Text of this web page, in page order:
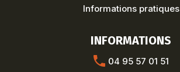
Informations pratiques
INFORMATIONS
04 95 57 01 51